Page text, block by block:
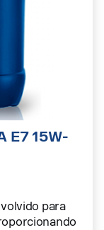
E7 15W-
para